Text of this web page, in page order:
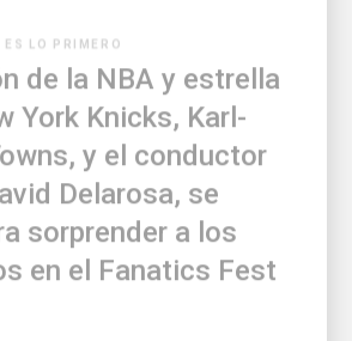
de la NBA y estrella
York Knicks, Karl-
y el conductor
Delarosa, se
sorprender a los
en el Fanatics Fest
“Title Run” entregado por UPS,